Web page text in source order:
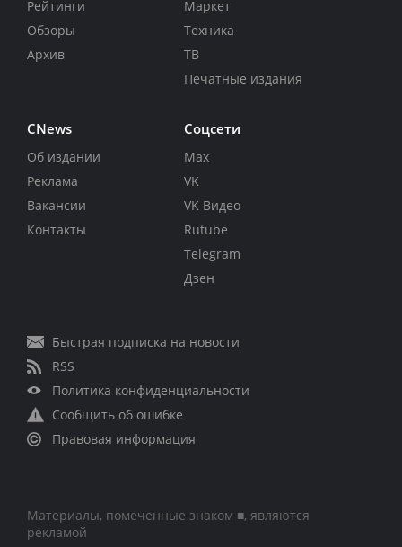
Рейтинги
Обзоры
Архив
Маркет
Техника
ТВ
Печатные издания
CNews
Об издании
Реклама
Вакансии
Контакты
Соцсети
Max
VK
VK Видео
Rutube
Telegram
Дзен
Быстрая подписка на новости
RSS
Политика конфиденциальности
Сообщить об ошибке
Правовая информация
Материалы, помеченные знаком ■, являются
рекламой